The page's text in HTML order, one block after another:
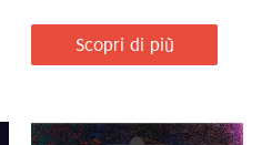
Scopri di più